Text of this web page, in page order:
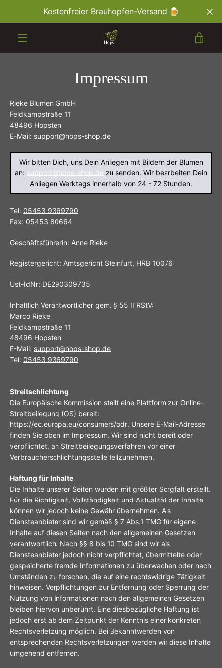
Kostenfreier Brauhopfen-Versand 🍺
Impressum
Rieke Blumen GmbH
Feldkampstraße 11
48496 Hopsten
E-Mail: support@hops-shop.de
Wir bitten Dich, uns Dein Anliegen mit Bildern der Blumen
an: support@hops-shop.de zu senden. Wir bearbeiten Dein
Anliegen Werktags innerhalb von 24 - 72 Stunden.
Tel: 05453 9369790
Fax: 05453 80664
Geschäftsführerin: Anne Rieke
Registergericht: Amtsgericht Steinfurt, HRB 10076
Ust-IdNr: DE290309735
Inhaltlich Verantwortlicher gem. § 55 II RStV:
Marco Rieke
Feldkampstraße 11
48496 Hopsten
E-Mail: support@hops-shop.de
Tel: 05453 9369790
Streitschlichtung
Die Europäische Kommission stellt eine Plattform zur Online-
Streitbeilegung (OS) bereit:
https://ec.europa.eu/consumers/odr. Unsere E-Mail-Adresse
finden Sie oben im Impressum. Wir sind nicht bereit oder
verpflichtet, an Streitbeilegungsverfahren vor einer
Verbraucherschlichtungsstelle teilzunehmen.
Haftung für Inhalte
Die Inhalte unserer Seiten wurden mit größter Sorgfalt erstellt.
Für die Richtigkeit, Vollständigkeit und Aktualität der Inhalte
können wir jedoch keine Gewähr übernehmen. Als
Diensteanbieter sind wir gemäß § 7 Abs.1 TMG für eigene
Inhalte auf diesen Seiten nach den allgemeinen Gesetzen
verantwortlich. Nach §§ 8 bis 10 TMG sind wir als
Diensteanbieter jedoch nicht verpflichtet, übermittelte oder
gespeicherte fremde Informationen zu überwachen oder nach
Umständen zu forschen, die auf eine rechtswidrige Tätigkeit
hinweisen. Verpflichtungen zur Entfernung oder Sperrung der
Nutzung von Informationen nach den allgemeinen Gesetzen
bleiben hiervon unberührt. Eine diesbezügliche Haftung ist
jedoch erst ab dem Zeitpunkt der Kenntnis einer konkreten
Rechtsverletzung möglich. Bei Bekanntwerden von
entsprechenden Rechtsverletzungen werden wir diese Inhalte
umgehend entfernen.